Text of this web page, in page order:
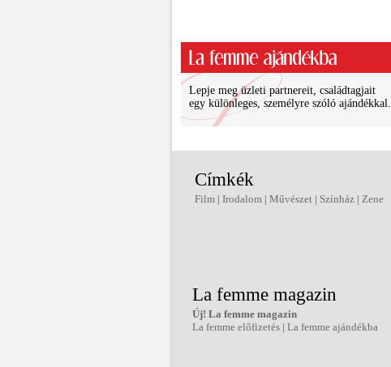
Lepje meg üzleti partnereit, családtagjait
egy különleges, személyre szóló ajándékkal.
Címkék
Film | Irodalom | Művészet | Színház | Zene
La femme magazin
Új! La femme magazin
La femme előfizetés | La femme ajándékba